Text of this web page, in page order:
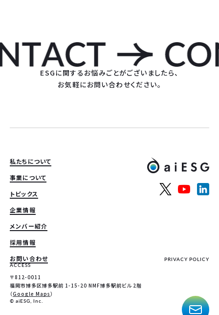
ESGに関するお悩みごとがございましたら、
お気軽にお問い合わせください。
私たちについて
事業について
トピックス
企業情報
メンバー紹介
採用情報
お問い合わせ
PRIVACY POLICY
ACCESS
〒812-0011
福岡市博多区博多駅前 1-15-20 NMF博多駅前ビル 2階
（Google Maps）
© aiESG, Inc.